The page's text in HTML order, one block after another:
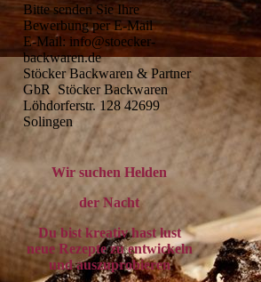
Bitte senden Sie Ihre
Bewerbung per E-Mail
E-Mail: info@stoecker-
backwaren.de
Stöcker Backwaren & Partner
GbR  Stöcker Backwaren
Löhdorferstr. 128 42699
Solingen
Wir suchen Helden
der Nacht
Du bist kreativ hast lust
neue Rezepte zu entwickeln
und auszuprobieren